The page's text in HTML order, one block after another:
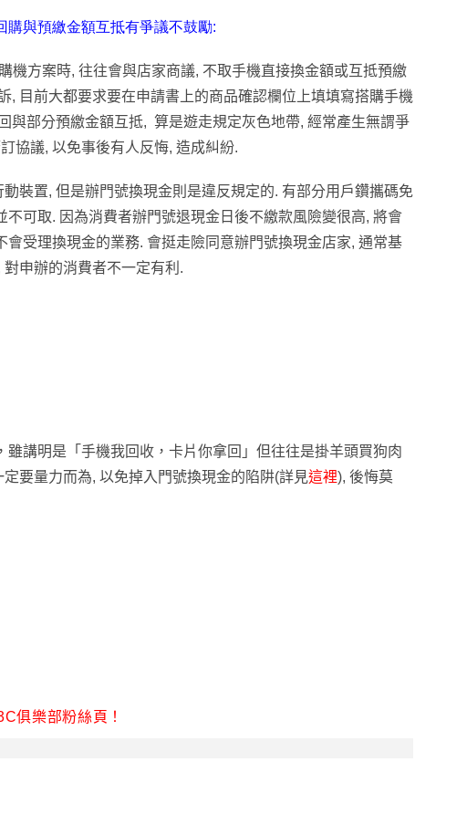
與預繳金額互抵有爭議不鼓勵:
機方案時, 往往會與店家商議, 不取手機直接換金額或互抵預繳
, 目前大都要求要在申請書上的商品確認欄位上填填寫搭購手機
與部分預繳金額互抵, 算是遊走規定灰色地帶, 經常產生無謂爭
協議, 以免事後有人反悔, 造成糾紛.
裝置, 但是辦門號換現金則是違反規定的. 有部分用戶鑽攜碼免
可取. 因為消費者辦門號退現金日後不繳款風險變很高, 將會
受理換現金的業務. 會挺走險同意辦門號換現金店家, 通常基
申辦的消費者不一定有利.
講明是「手機我回收，卡片你拿回」但往往是掛羊頭買狗肉
要量力而為, 以免掉入 門號換現金的陷阱(詳見這裡), 後悔莫
俱樂部粉絲頁！